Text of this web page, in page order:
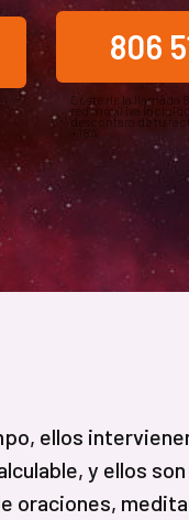
806
Coste de la llamada
red móvil iva
descontará de tu
+18A
ellos
y ellos
oraciones,